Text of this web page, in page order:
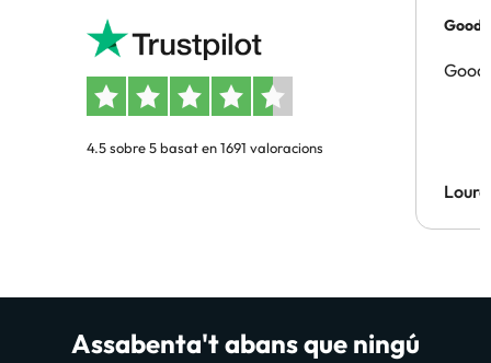
4.5 sobre 5 basat en 1691 valoracions
Good
Good
Assabenta't abans que ningú